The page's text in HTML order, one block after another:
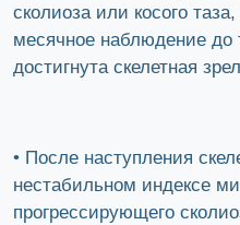
сколиоза или косого
месячное наблюдение до
достигнута скелетная
• После наступления
нестабильном индексе
прогрессирующего